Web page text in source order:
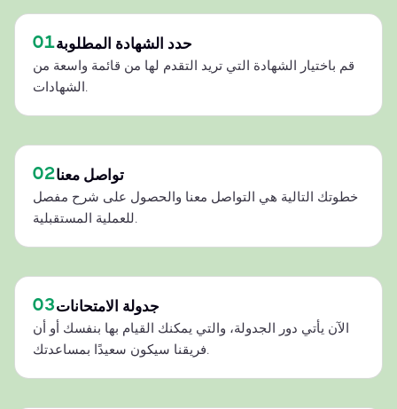
01حدد الشهادة المطلوبة
قم باختيار الشهادة التي تريد التقدم لها من قائمة واسعة من
الشهادات.
02تواصل معنا
خطوتك التالية هي التواصل معنا والحصول على شرح مفصل
للعملية المستقبلية.
03جدولة الامتحانات
الآن يأتي دور الجدولة، والتي يمكنك القيام بها بنفسك أو أن
فريقنا سيكون سعيدًا بمساعدتك.